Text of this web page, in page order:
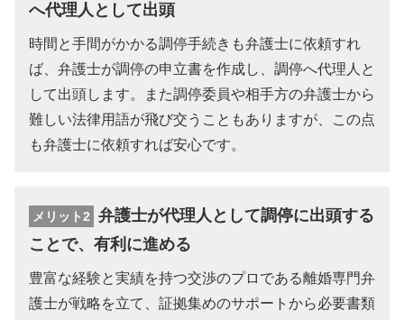
へ代理人として出頭
時間と手間がかかる調停手続きも弁護士に依頼すれ
ば、弁護士が調停の申立書を作成し、調停へ代理人と
して出頭します。また調停委員や相手方の弁護士から
難しい法律用語が飛び交うこともありますが、この点
も弁護士に依頼すれば安心です。
メリット2
弁護士が代理人として調停に出頭する
ことで、有利に進める
豊富な経験と実績を持つ交渉のプロである離婚専門弁
護士が戦略を立て、証拠集めのサポートから必要書類